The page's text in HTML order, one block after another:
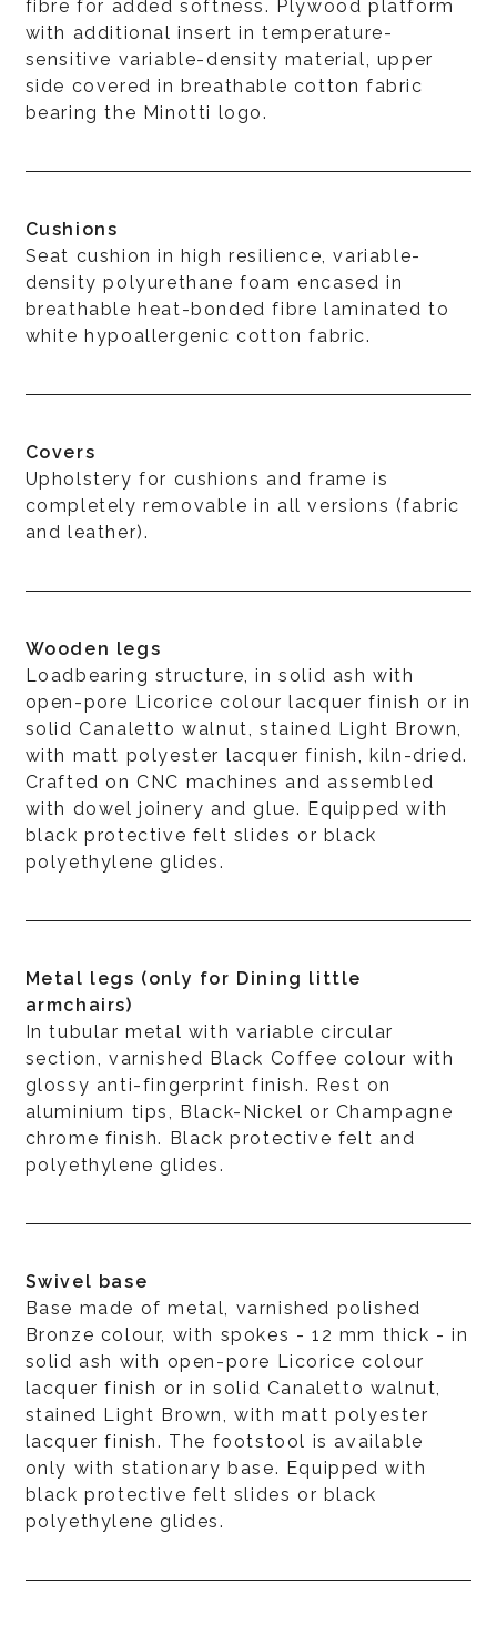
fibre for added softness. Plywood platform
with additional insert in temperature-
sensitive variable-density material, upper
side covered in breathable cotton fabric
bearing the Minotti logo.
Cushions
Seat cushion in high resilience, variable-
density polyurethane foam encased in
breathable heat-bonded fibre laminated to
white hypoallergenic cotton fabric.
Covers
Upholstery for cushions and frame is
completely removable in all versions (fabric
and leather).
Wooden legs
Loadbearing structure, in solid ash with
open-pore Licorice colour lacquer finish or in
solid Canaletto walnut, stained Light Brown,
with matt polyester lacquer finish, kiln-dried.
Crafted on CNC machines and assembled
with dowel joinery and glue. Equipped with
black protective felt slides or black
polyethylene glides.
Metal legs (only for Dining little
armchairs)
In tubular metal with variable circular
section, varnished Black Coffee colour with
glossy anti-fingerprint finish. Rest on
aluminium tips, Black-Nickel or Champagne
chrome finish. Black protective felt and
polyethylene glides.
Swivel base
Base made of metal, varnished polished
Bronze colour, with spokes - 12 mm thick - in
solid ash with open-pore Licorice colour
lacquer finish or in solid Canaletto walnut,
stained Light Brown, with matt polyester
lacquer finish. The footstool is available
only with stationary base. Equipped with
black protective felt slides or black
polyethylene glides.